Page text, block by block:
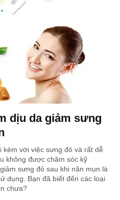
dịu da giảm sưng
với việc sưng đỏ và rất dễ
không được chăm sóc kỹ
sưng đỏ sau khi nặn mụn là
dụng. Bạn đã biết đến các loại
chưa?